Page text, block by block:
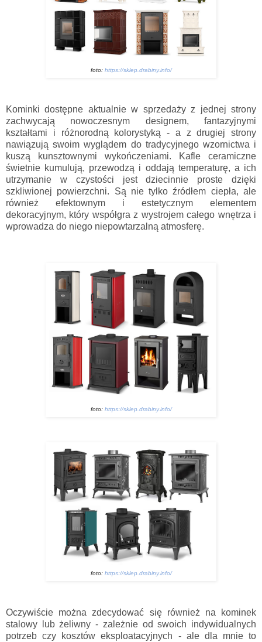
foto: https://sklep.drabiny.info/
Kominki dostępne aktualnie w sprzedaży z jednej strony
zachwycają nowoczesnym designem, fantazyjnymi
kształtami i różnorodną kolorystyką - a z drugiej strony
nawiązują swoim wyglądem do tradycyjnego wzornictwa i
kuszą kunsztownymi wykończeniami. Kafle ceramiczne
świetnie kumulują, przewodzą i oddają temperaturę, a ich
utrzymanie w czystości jest dziecinnie proste dzięki
szkliwionej powierzchni. Są nie tylko źródłem ciepła, ale
również efektownym i estetycznym elementem
dekoracyjnym, który współgra z wystrojem całego wnętrza i
wprowadza do niego niepowtarzalną atmosferę.
foto: https://sklep.drabiny.info/
foto: https://sklep.drabiny.info/
Oczywiście można zdecydować się również na kominek
stalowy lub żeliwny - zależnie od swoich indywidualnych
potrzeb czy kosztów eksploatacyjnych - ale dla mnie to